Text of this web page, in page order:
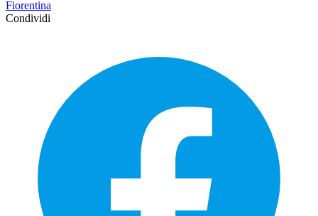
Fiorentina
Condividi